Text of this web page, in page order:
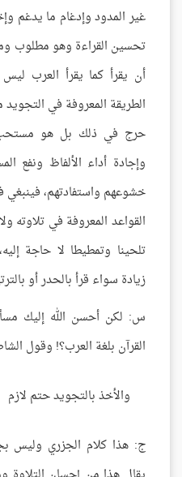
غير المدود وإدغام ما يدغم
تحسين القراءة وهو مطلوب
أن يقرأ كما يقرأ العرب
الطريقة المعروفة في
حرج في ذلك بل هو مستحب
وإجادة أداء الألفاظ ونفع
خشوعهم واستفادتهم،
القواعد المعروفة في تلاوته
تلحينا وتمطيطا لا حاجة
زيادة سواء قرأ بالحدر أو
س: لكن أحسن الله إليك
القرآن بلغة العرب؟! وقول
والأخذ بالتجويد حتم لازم
ج: هذا كلام الجزري وليس